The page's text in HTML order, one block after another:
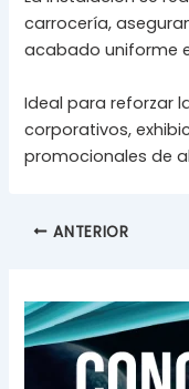
carrocería,
acabado uniforme
Ideal para reforzar
corporativos,
promocionales de
ANTERIOR